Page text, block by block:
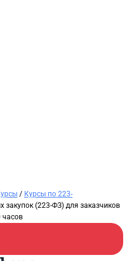
/ Курсы по 223-
закупок (223-ФЗ) для заказчиков​
часов